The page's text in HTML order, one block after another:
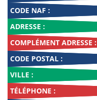
CODE NAF :
ADRESSE :
COMPLÉMENT ADRESSE :
CODE POSTAL :
VILLE :
TÉLÉPHONE :